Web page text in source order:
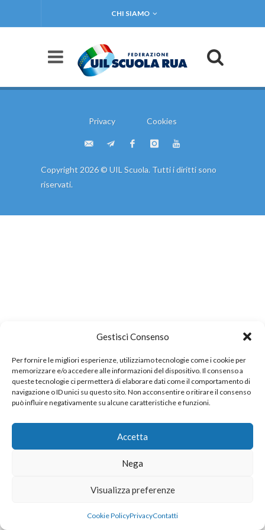
Gestisci Consenso
Per fornire le migliori esperienze, utilizziamo tecnologie come i cookie per
memorizzare e/o accedere alle informazioni del dispositivo. Il consenso a
queste tecnologie ci permetterà di elaborare dati come il comportamento di
navigazione o ID unici su questo sito. Non acconsentire o ritirare il consenso
può influire negativamente su alcune caratteristiche e funzioni.
Accetta
Nega
Visualizza preferenze
Cookie PolicyPrivacyContatti
CHI SIAMO
Privacy Cookies
Copyright 2026 © UIL Scuola. Tutti i diritti sono
riservati.